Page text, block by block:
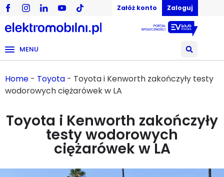
Załóż konto Zaloguj
MENU
Home - Toyota - Toyota i Kenworth zakończyły testy
wodorowych ciężarówek w LA
Toyota i Kenworth zakończyły
testy wodorowych
ciężarówek w LA